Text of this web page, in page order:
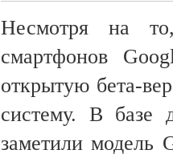
Несмотря на
смартфонов
открытую бета-
систему. В базе
заметили модель